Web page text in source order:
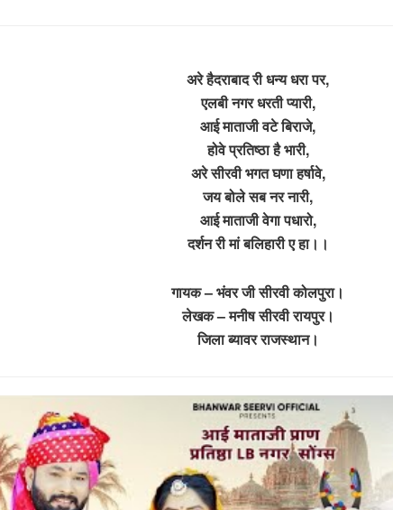
अरे हैदराबाद री धन्य धरा पर,
एलबी नगर धरती प्यारी,
आई माताजी वटे बिराजे,
होवे प्रतिष्ठा है भारी,
अरे सीरवी भगत घणा हर्षावे,
जय बोले सब नर नारी,
आई माताजी वेगा पधारो,
दर्शन री मां बलिहारी ए हा।।
गायक – भंवर जी सीरवी कोलपुरा।
लेखक – मनीष सीरवी रायपुर।
जिला ब्यावर राजस्थान।